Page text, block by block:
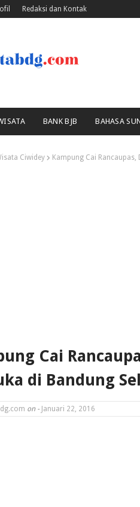
Redaksi dan Kontak
BANK BJB BAHASA
Ciwidey Kampung Cai
Cai
di Bandung
on - Januari 22, 2016